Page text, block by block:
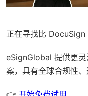
正在寻找比 DocuSign
eSignGlobal 提供更
案，具有全球合规性